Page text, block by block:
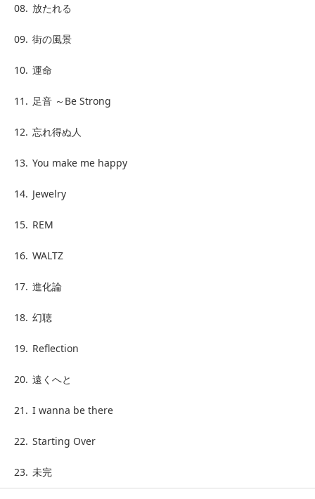
08. 放たれる
09. 街の風景
10. 運命
11. 足音 ～Be Strong
12. 忘れ得ぬ人
13. You make me happy
14. Jewelry
15. REM
16. WALTZ
17. 進化論
18. 幻聴
19. Reflection
20. 遠くへと
21. I wanna be there
22. Starting Over
23. 未完